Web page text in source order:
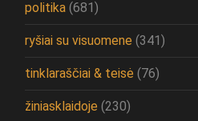
politika (681)
ryšiai su visuomene (341)
tinklaraščiai & teisė (76)
žiniasklaidoje (230)